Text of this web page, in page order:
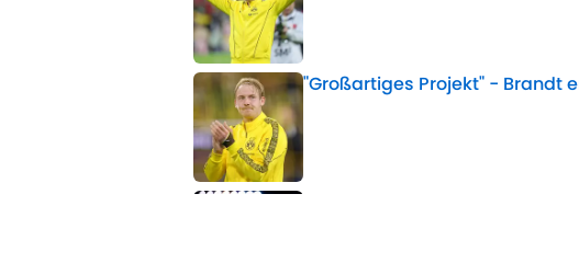
"Großartiges Projekt" - Brandt